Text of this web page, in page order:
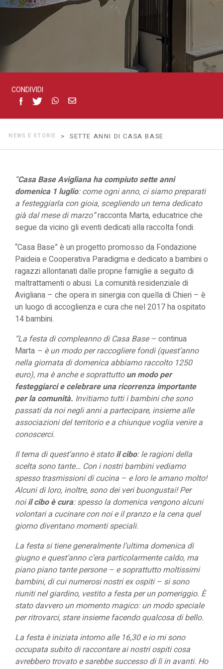
CONDIVIDI
NEWS E STORIE > SETTE ANNI DI CASA BASE
“Casa Base Avigliana ha compiuto sette anni
domenica 1 luglio: come ogni anno, ci siamo preparati
a festeggiarla con gioia, scegliendo un tema dedicato
già dal mese di marzo”racconta Marta, educatrice che
segue da vicino gli eventi dedicati alla raccolta fondi.
“Casa Base” è un progetto promosso da Fondazione
Paideia e Cooperativa Paradigma e dedicato a bambini o
ragazzi allontanati dalle proprie famiglie a seguito di
maltrattamenti o abusi. La comunità residenziale di
Avigliana – che opera in sinergia con quella di Chieri – è
un luogo di accoglienza e cura che nel 2017 ha ospitato
14 bambini.
“La festa di compleanno di Casa Base – continua
Marta – è un modo per raccogliere fondi (quest’anno
nella giornata di domenica abbiamo raccolto 1250
euro), ma è anche e soprattuttoun modo per
festeggiarci e celebrare una ricorrenza importante
per la comunità. Invitiamo tutti i bambini che sono
passati da noi negli anni a partecipare, insieme alle
associazioni del territorio e a chiunque voglia venire a
conoscerci.
Il tema di quest’anno è statoil cibo: le ragioni della
scelta sono tante… Con i nostri bambini vediamo
spesso trasmissioni di cucina – e loro le amano molto!
Alcuni di loro, inoltre, sono dei veri buongustai! Per
noiil cibo è cura: spesso la domenica vengono alcuni
volontari a cucinare con noi e il pranzo e la cena quel
giorno diventano momenti speciali.
La festa si tiene generalmente l’ultima domenica di
giugno e quest’anno c’era particolarmente caldo, ma
piano piano tante persone – e soprattutto moltissimi
bambini, di cui numerosi nostri ex ospiti – si sono
riuniti nel giardino, vestito a festa per un pomeriggio. È
stato davvero un momento magico: un modo speciale
per ritrovarci, stare insieme facendo qualcosa di bello.
La festa è iniziata intorno alle 16,30 e io mi sono
occupata subito di raccontare ai nostri ospiti cosa
avrebbero trovato e sarebbe successo di lì in avanti. Ho